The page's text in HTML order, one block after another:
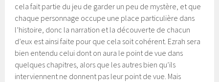
cela fait partie du jeu de garder un peu de mystère, et que
chaque personnage occupe une place particulière dans
l’histoire, donc la narration et la découverte de chacun
d’eux est ainsi faite pour que cela soit cohérent. Ezrah sera
bien entendu celui dont on aura le point de vue dans
quelques chapitres, alors que les autres bien qu’ils
interviennent ne donnent pas leur point de vue. Mais